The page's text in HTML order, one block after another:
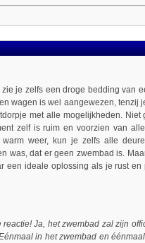
je zelfs een droge bedding van
wagen is wel aangewezen,
met alle mogelijkheden.
zelf is ruim en voorzien van
weer, kun je zelfs alle
was, dat er geen zwembad is.
ideale oplossing als je rust
reactie! Ja, het zwembad zal zijn
in het zwembad en